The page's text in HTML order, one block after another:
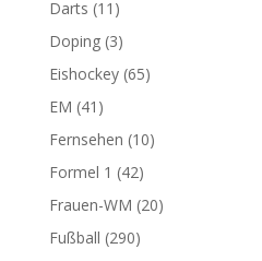
Darts (11)
Doping(3)
Eishockey(65)
EM (41)
Fernsehen (10)
Formel 1 (42)
Frauen-WM (20)
Fußball (290)